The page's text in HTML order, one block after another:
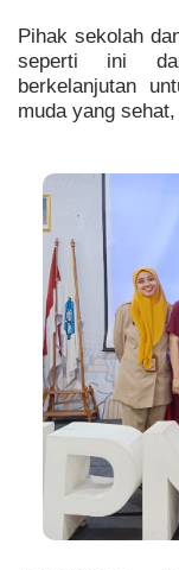
Pihak sekolah
seperti ini
berkelanjutan
muda yang